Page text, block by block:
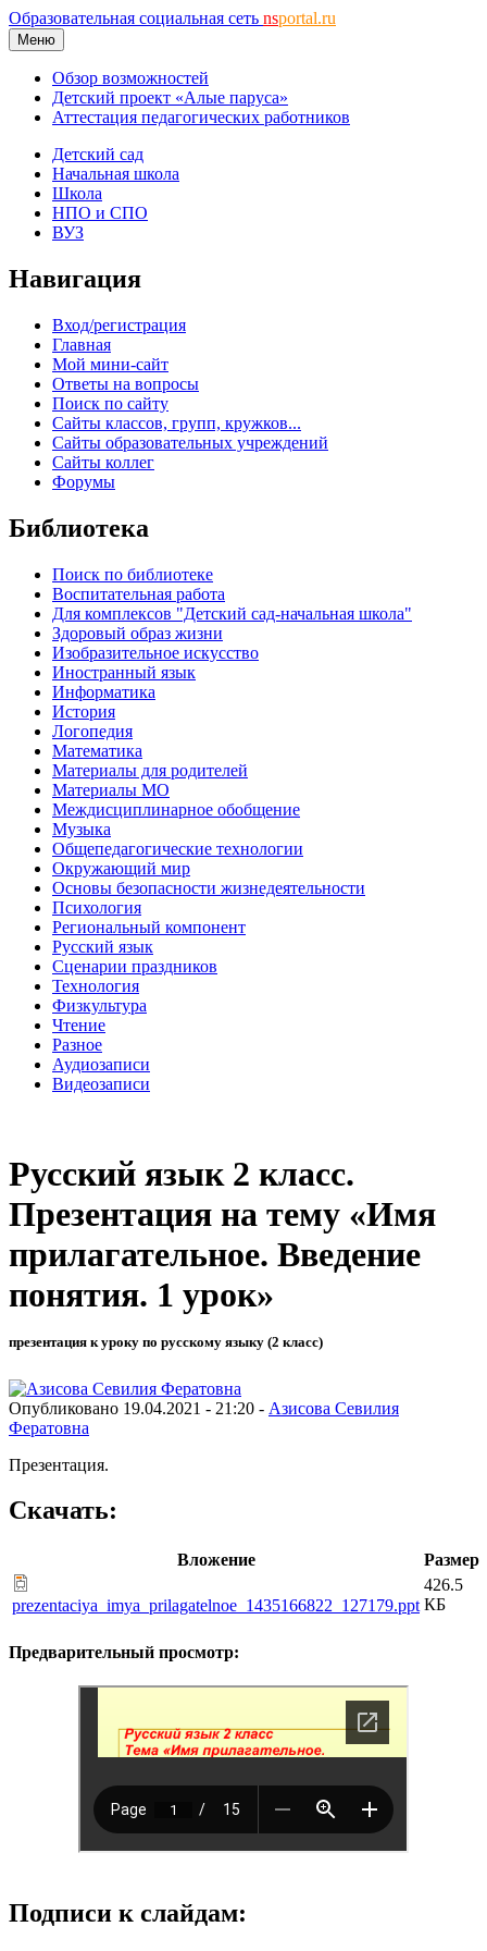
Образовательная социальная сеть nsportal.ru
Меню
Обзор возможностей
Детский проект «Алые паруса»
Аттестация педагогических работников
Детский сад
Начальная школа
Школа
НПО и СПО
ВУЗ
Навигация
Вход/регистрация
Главная
Мой мини-сайт
Ответы на вопросы
Поиск по сайту
Сайты классов, групп, кружков...
Сайты образовательных учреждений
Сайты коллег
Форумы
Библиотека
Поиск по библиотеке
Воспитательная работа
Для комплексов "Детский сад-начальная школа"
Здоровый образ жизни
Изобразительное искусство
Иностранный язык
Информатика
История
Логопедия
Математика
Материалы для родителей
Материалы МО
Междисциплинарное обобщение
Музыка
Общепедагогические технологии
Окружающий мир
Основы безопасности жизнедеятельности
Психология
Региональный компонент
Русский язык
Сценарии праздников
Технология
Физкультура
Чтение
Разное
Аудиозаписи
Видеозаписи
Русский язык 2 класс.
Презентация на тему «Имя
прилагательное. Введение
понятия. 1 урок»
презентация к уроку по русскому языку (2 класс)
Опубликовано 19.04.2021 - 21:20 - Азисова Севилия
Фератовна
Презентация.
Скачать:
Вложение Размер
prezentaciya_imya_prilagatelnoe_1435166822_127179.ppt
426.5
КБ
Предварительный просмотр:
Подписи к слайдам: